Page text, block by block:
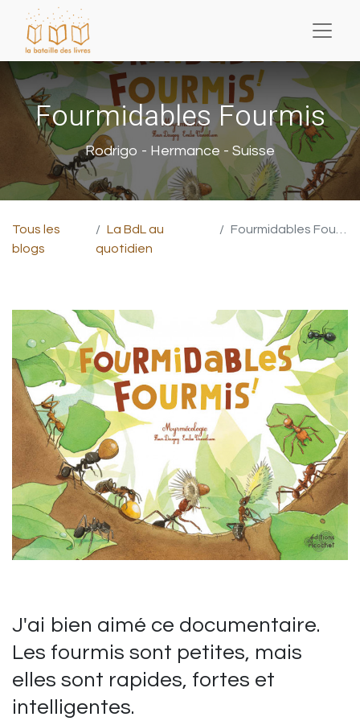
Fourmidables Fourmis
Rodrigo - Hermance - Suisse
Tous les
blogs
La BdL au
quotidien
Fourmidables Fourmis
J'ai bien aimé ce documentaire.
Les fourmis sont petites, mais
elles sont rapides, fortes et
intelligentes.